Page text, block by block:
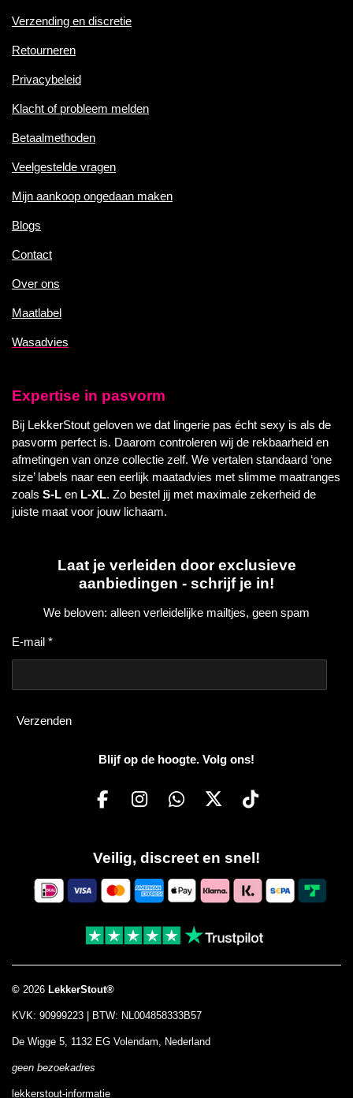
Verzending en discretie
Retourneren
Privacybeleid
Klacht of probleem melden
Betaalmethoden
Veelgestelde vragen
Mijn aankoop ongedaan maken
Blogs
Contact
Over ons
Maatlabel
Wasadvies
Expertise in pasvorm
Bij LekkerStout geloven we dat lingerie pas écht sexy is als de
pasvorm perfect is. Daarom controleren wij de rekbaarheid en
afmetingen van onze collectie zelf. We vertalen standaard ‘one
size’ labels naar een eerlijk maatadvies met slimme maatranges
zoals S-L en L-XL. Zo bestel jij met maximale zekerheid de
juiste maat voor jouw lichaam.
Laat je verleiden door exclusieve
aanbiedingen - schrijf je in!
We beloven: alleen verleidelijke mailtjes, geen spam
E-mail *
Verzenden
Blijf op de hoogte. Volg ons!
F
e
b
o
k
I
t
a
g
a
m
W
t
s
A
p
X
T
T
o
k
Veilig, discreet en snel!
© 2026 LekkerStout®
KVK: 90999223 | BTW: NL004858333B57
De Wigge 5, 1132 EG Volendam, Nederland
geen bezoekadres
lekkerstout-informatie